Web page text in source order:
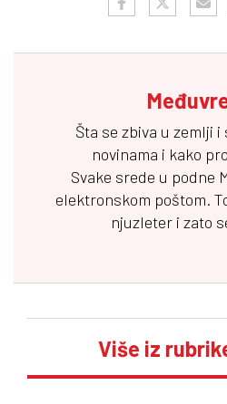
Šta se zbiva u zemlji i
novinama i kako
Svake srede u podne
elektronskom poštom.
njuzleter i zato
Više iz